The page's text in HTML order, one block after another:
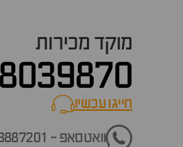
מוקד מכירות
חייגו עכשיוcall now
וואטסאפ - 054-3887201